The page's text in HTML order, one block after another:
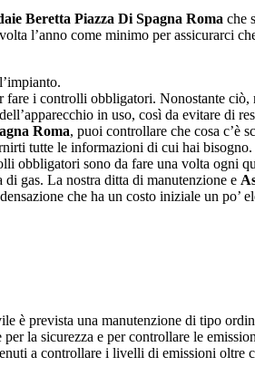
Beretta Piazza Di Spagna Roma che
l’anno come minimo per assicurarci
i controlli obbligatori. Nonostante ciò,
in uso, così da evitare di
Roma, puoi controllare che cosa c’è
tutte le informazioni di cui hai bisogno.
obbligatori sono da fare una volta ogni
gas. La nostra ditta di manutenzione e
che ha un costo iniziale un po’
è prevista una manutenzione di tipo
la sicurezza e per controllare le
a controllare i livelli di emissioni oltre